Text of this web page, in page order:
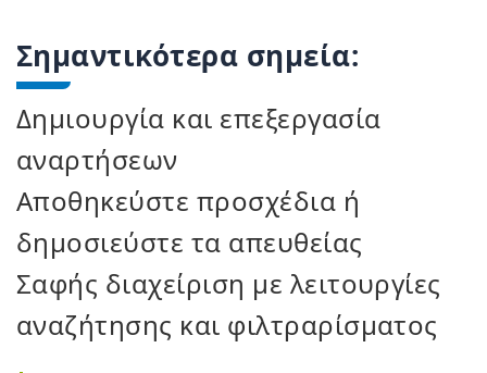
Σημαντικότερα σημεία:
Δημιουργία και επεξεργασία
αναρτήσεων
Αποθηκεύστε προσχέδια ή
δημοσιεύστε τα απευθείας
Σαφής διαχείριση με λειτουργίες
αναζήτησης και φιλτραρίσματος